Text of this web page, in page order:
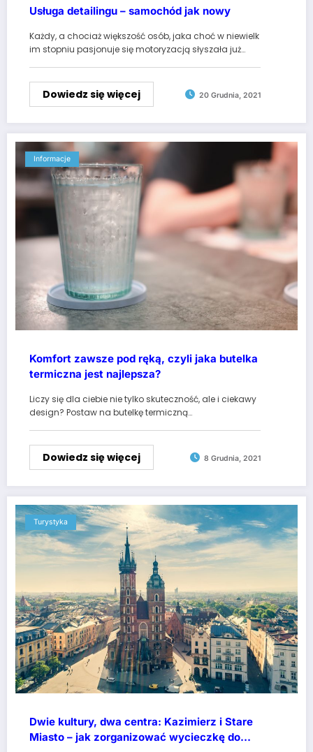
Usługa detailingu – samochód jak nowy
Każdy, a chociaż większość osób, jaka choć w niewielk
im stopniu pasjonuje się motoryzacją słyszała już…
Dowiedz się więcej 20 Grudnia, 2021
Informacje
Komfort zawsze pod ręką, czyli jaka butelka
termiczna jest najlepsza?
Liczy się dla ciebie nie tylko skuteczność, ale i ciekawy
design? Postaw na butelkę termiczną…
Dowiedz się więcej 8 Grudnia, 2021
Turystyka
Dwie kultury, dwa centra: Kazimierz i Stare
Miasto – jak zorganizować wycieczkę do